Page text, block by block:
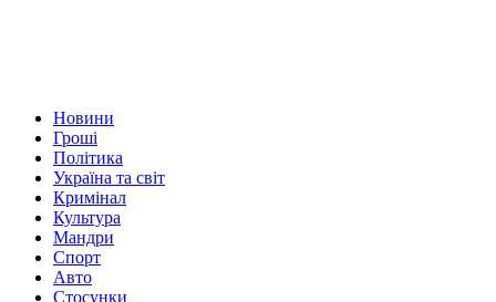
Новини
Гроші
Політика
Україна та світ
Кримінал
Культура
Мандри
Спорт
Авто
Стосунки